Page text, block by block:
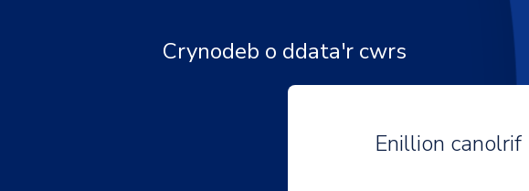
Crynodeb o ddata'r cwrs
Enillion canolrif